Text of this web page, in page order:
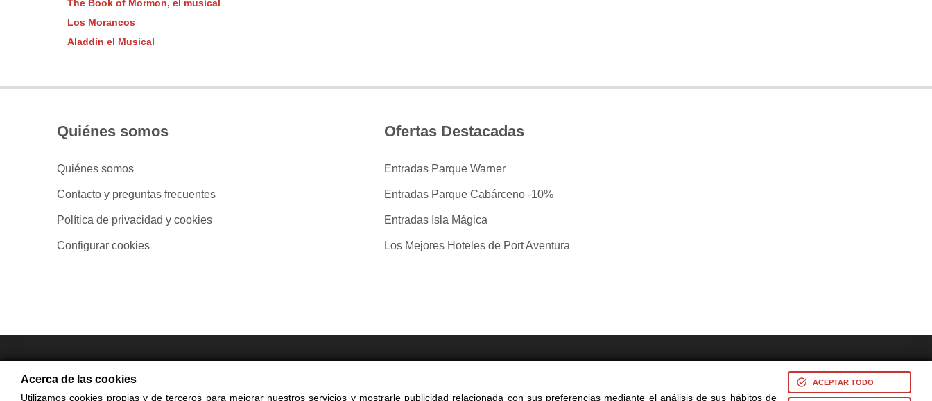
The Book of Mormon, el musical
Los Morancos
Aladdin el Musical
Quiénes somos
Quiénes somos
Contacto y preguntas frecuentes
Política de privacidad y cookies
Configurar cookies
Ofertas Destacadas
Entradas Parque Warner
Entradas Parque Cabárceno -10%
Entradas Isla Mágica
Los Mejores Hoteles de Port Aventura
© Copyright 2014-2026 Ociocultura Network SL - All Rights Reserved
Acerca de las cookies
Utilizamos cookies propias y de terceros para mejorar nuestros servicios y mostrarle publicidad relacionada con sus preferencias mediante el análisis de sus hábitos de
ACEPTAR TODO